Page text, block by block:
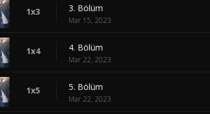
1x3 3. Bölüm
Mar 15, 2023
1x4 4. Bölüm
Mar 22, 2023
1x5 5. Bölüm
Mar 22, 2023